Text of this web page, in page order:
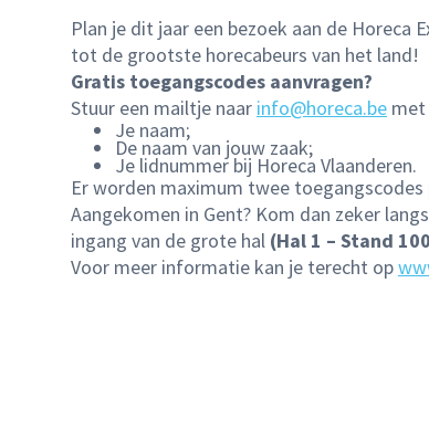
Plan je dit jaar een bezoek aan de Horeca
tot de grootste horecabeurs van het land!
Gratis toegangscodes aanvragen?
Stuur een mailtje naar info@horeca.be met
Je naam;
De naam van jouw zaak;
Je lidnummer bij Horeca Vlaanderen.
Er worden maximum twee
Aangekomen in Gent? Kom dan zeker
ingang van de grote hal (Hal 1 – Stand
Voor meer informatie kan je terecht op